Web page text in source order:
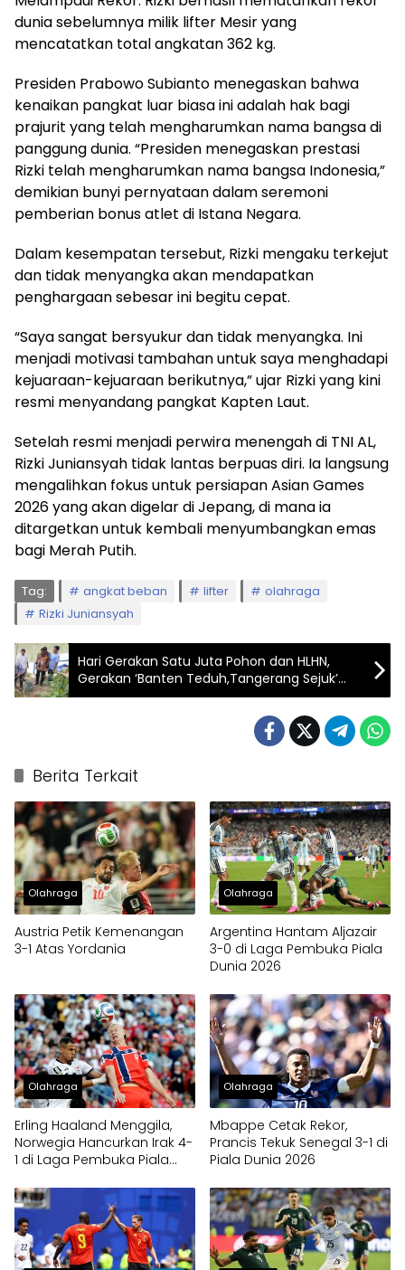
dunia sebelumnya milik lifter Mesir yang
mencatatkan total angkatan 362 kg.
Presiden Prabowo Subianto menegaskan bahwa
kenaikan pangkat luar biasa ini adalah hak bagi
prajurit yang telah mengharumkan nama bangsa di
panggung dunia. “Presiden menegaskan prestasi
Rizki telah mengharumkan nama bangsa Indonesia,”
demikian bunyi pernyataan dalam seremoni
pemberian bonus atlet di Istana Negara.
Dalam kesempatan tersebut, Rizki mengaku terkejut
dan tidak menyangka akan mendapatkan
penghargaan sebesar ini begitu cepat.
“Saya sangat bersyukur dan tidak menyangka. Ini
menjadi motivasi tambahan untuk saya menghadapi
kejuaraan-kejuaraan berikutnya,” ujar Rizki yang kini
resmi menyandang pangkat Kapten Laut.
Setelah resmi menjadi perwira menengah di TNI AL,
Rizki Juniansyah tidak lantas berpuas diri. Ia langsung
mengalihkan fokus untuk persiapan Asian Games
2026 yang akan digelar di Jepang, di mana ia
ditargetkan untuk kembali menyumbangkan emas
bagi Merah Putih.
Tag: angkat beban lifter
olahraga
Rizki Juniansyah
Hari Gerakan Satu Juta Pohon dan HLHN,
Gerakan ‘Banten Teduh,Tangerang Sejuk’
Tanam 5.000 Pohon
Berita Terkait
Olahraga
Austria Petik Kemenangan
3-1 Atas Yordania
Olahraga
Argentina Hantam Aljazair
3-0 di Laga Pembuka Piala
Dunia 2026
Olahraga
Erling Haaland Menggila,
Norwegia Hancurkan Irak 4-
1 di Laga Pembuka Piala
Olahraga
Mbappe Cetak Rekor,
Prancis Tekuk Senegal 3-1 di
Piala Dunia 2026